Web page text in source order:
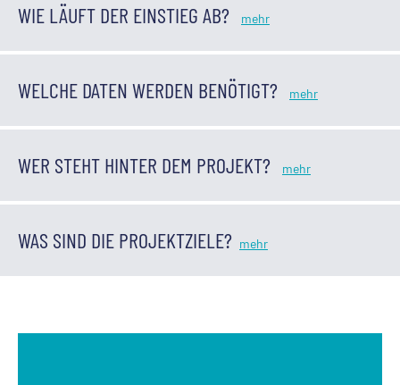
WIE LÄUFT DER EINSTIEG AB?
WELCHE DATEN WERDEN BENÖTIGT?
WER STEHT HINTER DEM PROJEKT?
WAS SIND DIE PROJEKTZIELE?